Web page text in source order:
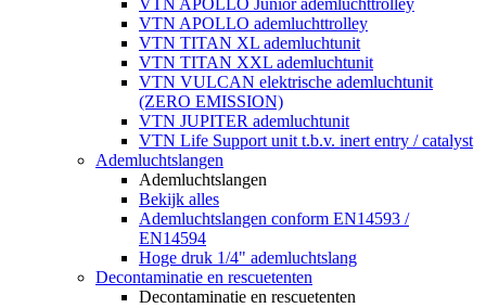
VTN APOLLO Junior ademluchttrolley
VTN APOLLO ademluchttrolley
VTN TITAN XL ademluchtunit
VTN TITAN XXL ademluchtunit
VTN VULCAN elektrische ademluchtunit
(ZERO EMISSION)
VTN JUPITER ademluchtunit
VTN Life Support unit t.b.v. inert entry / catalyst
Ademluchtslangen
Ademluchtslangen
Bekijk alles
Ademluchtslangen conform EN14593 /
EN14594
Hoge druk 1/4" ademluchtslang
Decontaminatie en rescuetenten
Decontaminatie en rescuetenten